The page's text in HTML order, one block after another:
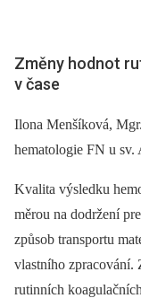
Změny hodnot
v čase
Ilona Menšíková,
hematologie FN u
Kvalita výsledku
měrou na dodržení
způsob transportu
vlastního zpracování.
rutinních